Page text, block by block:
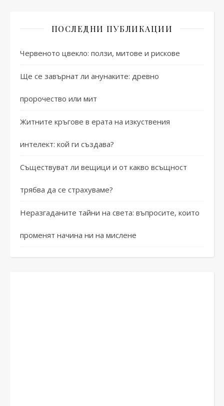
ПОСЛЕДНИ ПУБЛИКАЦИИ
Червеното цвекло: ползи, митове и рискове
Ще се завърнат ли анунаките: древно
пророчество или мит
Житните кръгове в ерата на изкуствения
интелект: кой ги създава?
Съществуват ли вещици и от какво всъщност
трябва да се страхуваме?
Неразгаданите тайни на света: въпросите, които
променят начина ни на мислене